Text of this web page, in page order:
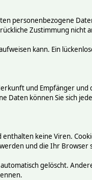
personenbezogene
Zustimmung nicht
kann. Ein
und Empfänger
Daten können Sie sich
keine Viren.
und die Ihr Browser
gelöscht.